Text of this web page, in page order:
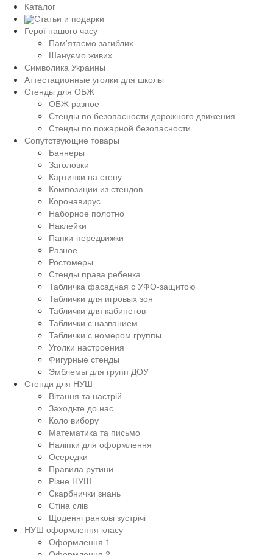
Каталог
Статьи и подарки
Герої нашого часу
Пам'ятаємо загиблих
Шануємо живих
Символика Украины
Аттестационные уголки для школы
Стенды для ОБЖ
ОБЖ разное
Стенды по безопасности дорожного движения
Стенды по пожарной безопасности
Сопутствующие товары
Баннеры
Заголовки
Картинки на стену
Композиции из стендов
Коронавирус
Наборное полотно
Наклейки
Папки-передвижки
Разное
Ростомеры
Стенды права ребенка
Табличка фасадная с УФО-защитою
Таблички для игровых зон
Таблички для кабинетов
Таблички с названием
Таблички с номером группы
Уголки настроения
Фигурные стенды
Эмблемы для групп ДОУ
Стенди для НУШ
Вітання та настрій
Заходьте до нас
Коло вибору
Математика та письмо
Наліпки для оформлення
Осередки
Правила рутини
Різне НУШ
Скарбнички знань
Стіна слів
Щоденні ранкові зустрічі
НУШ оформлення класу
Оформлення 1